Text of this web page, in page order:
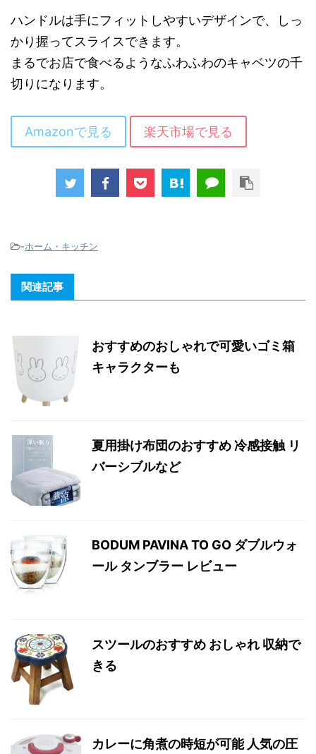
ハンドルは手にフィットしやすいデザインで、しっ
かり握ってスライスできます。
まるでお店で食べるようなふわふわのキャベツの千
切りになります。
Amazonで見る 楽天市場で見る
-ホーム・キッチン
関連記事
おすすめのおしゃれで可愛いゴミ箱
キャラクターも
夏用掛け布団のおすすめ 冷感接触 リ
バーシブルなど
BODUM PAVINA TO GO ダブルウォ
ール タンブラー レビュー
スツールのおすすめ おしゃれ 収納で
きる
カレーに角煮の時短が可能 人気の圧